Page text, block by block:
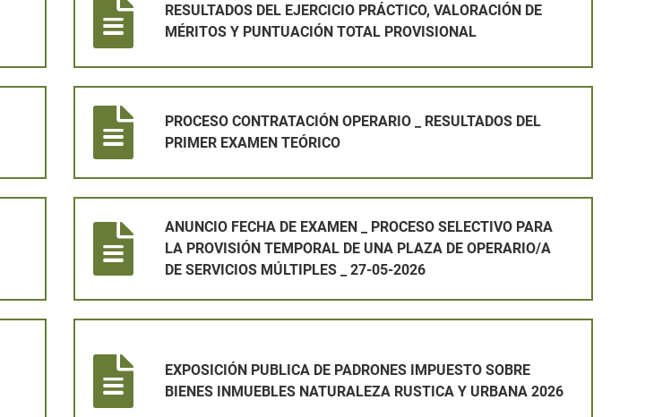
RESULTADOS DEL EJERCICIO PRÁCTICO, VALORACIÓN DE
MÉRITOS Y PUNTUACIÓN TOTAL PROVISIONAL
PROCESO CONTRATACIÓN OPERARIO _ RESULTADOS DEL
PRIMER EXAMEN TEÓRICO
ANUNCIO FECHA DE EXAMEN _ PROCESO SELECTIVO PARA
LA PROVISIÓN TEMPORAL DE UNA PLAZA DE OPERARIO/A
DE SERVICIOS MÚLTIPLES _ 27-05-2026
EXPOSICIÓN PUBLICA DE PADRONES IMPUESTO SOBRE
BIENES INMUEBLES NATURALEZA RUSTICA Y URBANA 2026